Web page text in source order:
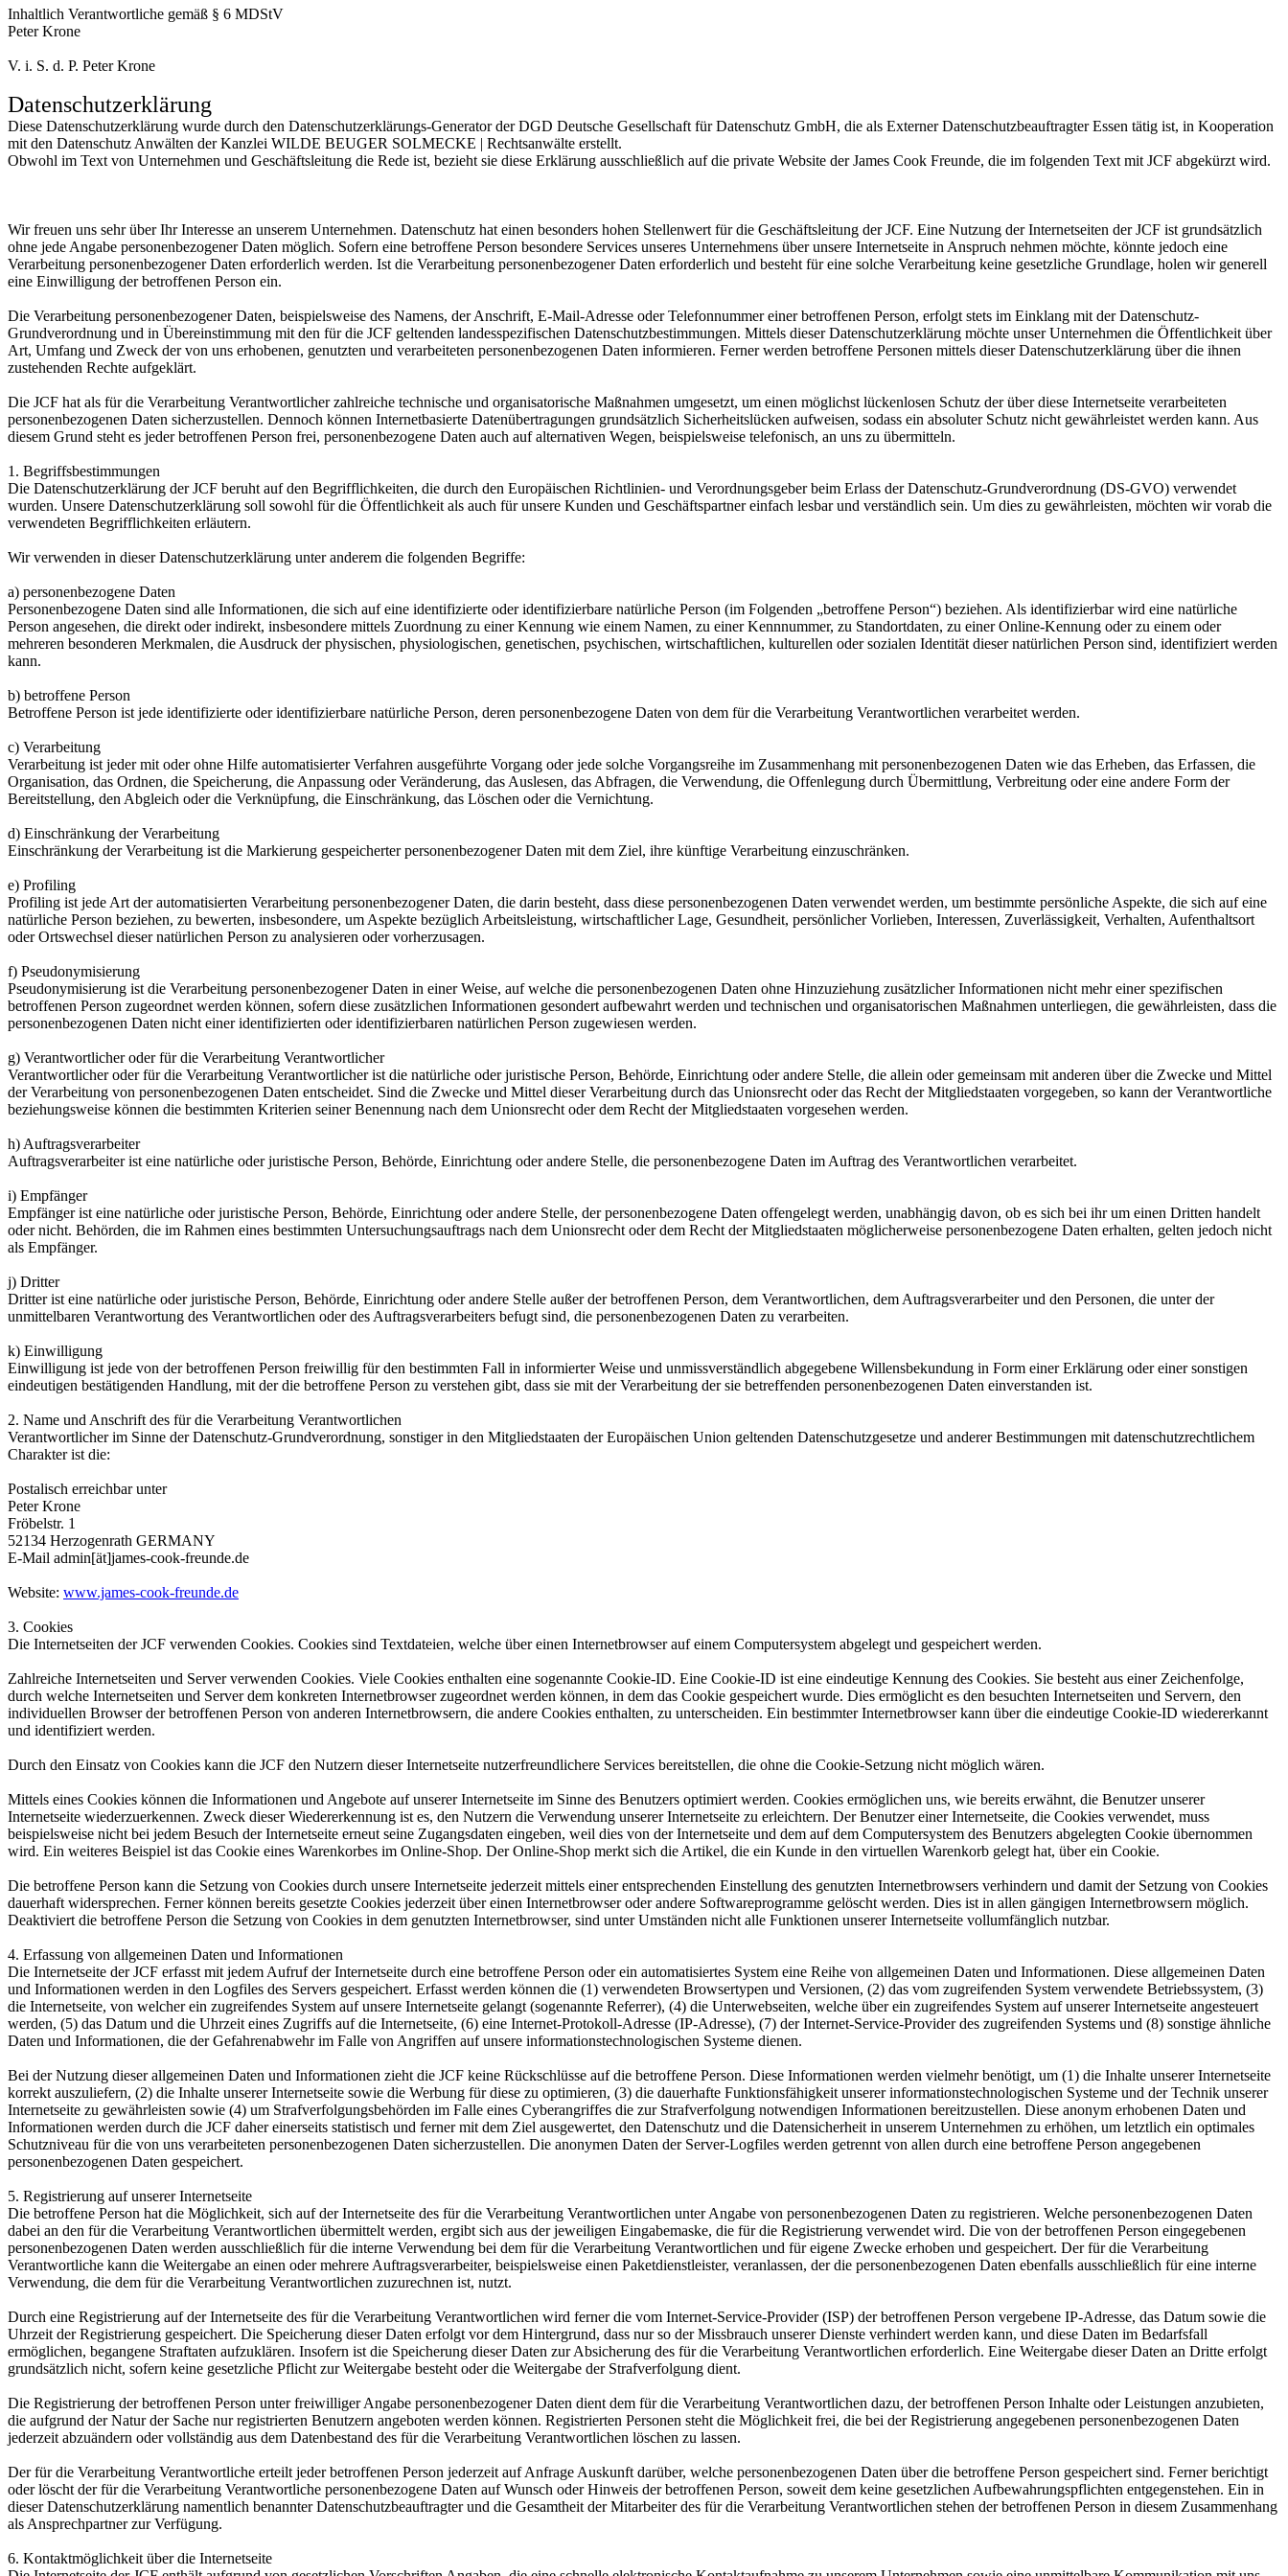
Inhaltlich Verantwortliche gemäß § 6 MDStV
Peter Krone
V. i. S. d. P. Peter Krone
Datenschutzerklärung
Diese Datenschutzerklärung wurde durch den Datenschutzerklärungs-Generator der DGD Deutsche Gesellschaft für Datenschutz GmbH, die als Externer Datenschutzbeauftragter Essen tätig ist, in Kooperation
mit den Datenschutz Anwälten der Kanzlei WILDE BEUGER SOLMECKE | Rechtsanwälte erstellt.
Obwohl im Text von Unternehmen und Geschäftsleitung die Rede ist, bezieht sie diese Erklärung ausschließlich auf die private Website der James Cook Freunde, die im folgenden Text mit JCF abgekürzt wird.
Wir freuen uns sehr über Ihr Interesse an unserem Unternehmen. Datenschutz hat einen besonders hohen Stellenwert für die Geschäftsleitung der JCF. Eine Nutzung der Internetseiten der JCF ist grundsätzlich
ohne jede Angabe personenbezogener Daten möglich. Sofern eine betroffene Person besondere Services unseres Unternehmens über unsere Internetseite in Anspruch nehmen möchte, könnte jedoch eine
Verarbeitung personenbezogener Daten erforderlich werden. Ist die Verarbeitung personenbezogener Daten erforderlich und besteht für eine solche Verarbeitung keine gesetzliche Grundlage, holen wir generell
eine Einwilligung der betroffenen Person ein.
Die Verarbeitung personenbezogener Daten, beispielsweise des Namens, der Anschrift, E-Mail-Adresse oder Telefonnummer einer betroffenen Person, erfolgt stets im Einklang mit der Datenschutz-
Grundverordnung und in Übereinstimmung mit den für die JCF geltenden landesspezifischen Datenschutzbestimmungen. Mittels dieser Datenschutzerklärung möchte unser Unternehmen die Öffentlichkeit über
Art, Umfang und Zweck der von uns erhobenen, genutzten und verarbeiteten personenbezogenen Daten informieren. Ferner werden betroffene Personen mittels dieser Datenschutzerklärung über die ihnen
zustehenden Rechte aufgeklärt.
Die JCF hat als für die Verarbeitung Verantwortlicher zahlreiche technische und organisatorische Maßnahmen umgesetzt, um einen möglichst lückenlosen Schutz der über diese Internetseite verarbeiteten
personenbezogenen Daten sicherzustellen. Dennoch können Internetbasierte Datenübertragungen grundsätzlich Sicherheitslücken aufweisen, sodass ein absoluter Schutz nicht gewährleistet werden kann. Aus
diesem Grund steht es jeder betroffenen Person frei, personenbezogene Daten auch auf alternativen Wegen, beispielsweise telefonisch, an uns zu übermitteln.
1. Begriffsbestimmungen
Die Datenschutzerklärung der JCF beruht auf den Begrifflichkeiten, die durch den Europäischen Richtlinien- und Verordnungsgeber beim Erlass der Datenschutz-Grundverordnung (DS-GVO) verwendet
wurden. Unsere Datenschutzerklärung soll sowohl für die Öffentlichkeit als auch für unsere Kunden und Geschäftspartner einfach lesbar und verständlich sein. Um dies zu gewährleisten, möchten wir vorab die
verwendeten Begrifflichkeiten erläutern.
Wir verwenden in dieser Datenschutzerklärung unter anderem die folgenden Begriffe:
a) personenbezogene Daten
Personenbezogene Daten sind alle Informationen, die sich auf eine identifizierte oder identifizierbare natürliche Person (im Folgenden „betroffene Person“) beziehen. Als identifizierbar wird eine natürliche
Person angesehen, die direkt oder indirekt, insbesondere mittels Zuordnung zu einer Kennung wie einem Namen, zu einer Kennnummer, zu Standortdaten, zu einer Online-Kennung oder zu einem oder
mehreren besonderen Merkmalen, die Ausdruck der physischen, physiologischen, genetischen, psychischen, wirtschaftlichen, kulturellen oder sozialen Identität dieser natürlichen Person sind, identifiziert werden
kann.
b) betroffene Person
Betroffene Person ist jede identifizierte oder identifizierbare natürliche Person, deren personenbezogene Daten von dem für die Verarbeitung Verantwortlichen verarbeitet werden.
c) Verarbeitung
Verarbeitung ist jeder mit oder ohne Hilfe automatisierter Verfahren ausgeführte Vorgang oder jede solche Vorgangsreihe im Zusammenhang mit personenbezogenen Daten wie das Erheben, das Erfassen, die
Organisation, das Ordnen, die Speicherung, die Anpassung oder Veränderung, das Auslesen, das Abfragen, die Verwendung, die Offenlegung durch Übermittlung, Verbreitung oder eine andere Form der
Bereitstellung, den Abgleich oder die Verknüpfung, die Einschränkung, das Löschen oder die Vernichtung.
d) Einschränkung der Verarbeitung
Einschränkung der Verarbeitung ist die Markierung gespeicherter personenbezogener Daten mit dem Ziel, ihre künftige Verarbeitung einzuschränken.
e) Profiling
Profiling ist jede Art der automatisierten Verarbeitung personenbezogener Daten, die darin besteht, dass diese personenbezogenen Daten verwendet werden, um bestimmte persönliche Aspekte, die sich auf eine
natürliche Person beziehen, zu bewerten, insbesondere, um Aspekte bezüglich Arbeitsleistung, wirtschaftlicher Lage, Gesundheit, persönlicher Vorlieben, Interessen, Zuverlässigkeit, Verhalten, Aufenthaltsort
oder Ortswechsel dieser natürlichen Person zu analysieren oder vorherzusagen.
f) Pseudonymisierung
Pseudonymisierung ist die Verarbeitung personenbezogener Daten in einer Weise, auf welche die personenbezogenen Daten ohne Hinzuziehung zusätzlicher Informationen nicht mehr einer spezifischen
betroffenen Person zugeordnet werden können, sofern diese zusätzlichen Informationen gesondert aufbewahrt werden und technischen und organisatorischen Maßnahmen unterliegen, die gewährleisten, dass die
personenbezogenen Daten nicht einer identifizierten oder identifizierbaren natürlichen Person zugewiesen werden.
g) Verantwortlicher oder für die Verarbeitung Verantwortlicher
Verantwortlicher oder für die Verarbeitung Verantwortlicher ist die natürliche oder juristische Person, Behörde, Einrichtung oder andere Stelle, die allein oder gemeinsam mit anderen über die Zwecke und Mittel
der Verarbeitung von personenbezogenen Daten entscheidet. Sind die Zwecke und Mittel dieser Verarbeitung durch das Unionsrecht oder das Recht der Mitgliedstaaten vorgegeben, so kann der Verantwortliche
beziehungsweise können die bestimmten Kriterien seiner Benennung nach dem Unionsrecht oder dem Recht der Mitgliedstaaten vorgesehen werden.
h) Auftragsverarbeiter
Auftragsverarbeiter ist eine natürliche oder juristische Person, Behörde, Einrichtung oder andere Stelle, die personenbezogene Daten im Auftrag des Verantwortlichen verarbeitet.
i) Empfänger
Empfänger ist eine natürliche oder juristische Person, Behörde, Einrichtung oder andere Stelle, der personenbezogene Daten offengelegt werden, unabhängig davon, ob es sich bei ihr um einen Dritten handelt
oder nicht. Behörden, die im Rahmen eines bestimmten Untersuchungsauftrags nach dem Unionsrecht oder dem Recht der Mitgliedstaaten möglicherweise personenbezogene Daten erhalten, gelten jedoch nicht
als Empfänger.
j) Dritter
Dritter ist eine natürliche oder juristische Person, Behörde, Einrichtung oder andere Stelle außer der betroffenen Person, dem Verantwortlichen, dem Auftragsverarbeiter und den Personen, die unter der
unmittelbaren Verantwortung des Verantwortlichen oder des Auftragsverarbeiters befugt sind, die personenbezogenen Daten zu verarbeiten.
k) Einwilligung
Einwilligung ist jede von der betroffenen Person freiwillig für den bestimmten Fall in informierter Weise und unmissverständlich abgegebene Willensbekundung in Form einer Erklärung oder einer sonstigen
eindeutigen bestätigenden Handlung, mit der die betroffene Person zu verstehen gibt, dass sie mit der Verarbeitung der sie betreffenden personenbezogenen Daten einverstanden ist.
2. Name und Anschrift des für die Verarbeitung Verantwortlichen
Verantwortlicher im Sinne der Datenschutz-Grundverordnung, sonstiger in den Mitgliedstaaten der Europäischen Union geltenden Datenschutzgesetze und anderer Bestimmungen mit datenschutzrechtlichem
Charakter ist die:
Postalisch erreichbar unter
Peter Krone
Fröbelstr. 1
52134 Herzogenrath GERMANY
E-Mail admin[ät]james-cook-freunde.de
Website: www.james-cook-freunde.de
3. Cookies
Die Internetseiten der JCF verwenden Cookies. Cookies sind Textdateien, welche über einen Internetbrowser auf einem Computersystem abgelegt und gespeichert werden.
Zahlreiche Internetseiten und Server verwenden Cookies. Viele Cookies enthalten eine sogenannte Cookie-ID. Eine Cookie-ID ist eine eindeutige Kennung des Cookies. Sie besteht aus einer Zeichenfolge,
durch welche Internetseiten und Server dem konkreten Internetbrowser zugeordnet werden können, in dem das Cookie gespeichert wurde. Dies ermöglicht es den besuchten Internetseiten und Servern, den
individuellen Browser der betroffenen Person von anderen Internetbrowsern, die andere Cookies enthalten, zu unterscheiden. Ein bestimmter Internetbrowser kann über die eindeutige Cookie-ID wiedererkannt
und identifiziert werden.
Durch den Einsatz von Cookies kann die JCF den Nutzern dieser Internetseite nutzerfreundlichere Services bereitstellen, die ohne die Cookie-Setzung nicht möglich wären.
Mittels eines Cookies können die Informationen und Angebote auf unserer Internetseite im Sinne des Benutzers optimiert werden. Cookies ermöglichen uns, wie bereits erwähnt, die Benutzer unserer
Internetseite wiederzuerkennen. Zweck dieser Wiedererkennung ist es, den Nutzern die Verwendung unserer Internetseite zu erleichtern. Der Benutzer einer Internetseite, die Cookies verwendet, muss
beispielsweise nicht bei jedem Besuch der Internetseite erneut seine Zugangsdaten eingeben, weil dies von der Internetseite und dem auf dem Computersystem des Benutzers abgelegten Cookie übernommen
wird. Ein weiteres Beispiel ist das Cookie eines Warenkorbes im Online-Shop. Der Online-Shop merkt sich die Artikel, die ein Kunde in den virtuellen Warenkorb gelegt hat, über ein Cookie.
Die betroffene Person kann die Setzung von Cookies durch unsere Internetseite jederzeit mittels einer entsprechenden Einstellung des genutzten Internetbrowsers verhindern und damit der Setzung von Cookies
dauerhaft widersprechen. Ferner können bereits gesetzte Cookies jederzeit über einen Internetbrowser oder andere Softwareprogramme gelöscht werden. Dies ist in allen gängigen Internetbrowsern möglich.
Deaktiviert die betroffene Person die Setzung von Cookies in dem genutzten Internetbrowser, sind unter Umständen nicht alle Funktionen unserer Internetseite vollumfänglich nutzbar.
4. Erfassung von allgemeinen Daten und Informationen
Die Internetseite der JCF erfasst mit jedem Aufruf der Internetseite durch eine betroffene Person oder ein automatisiertes System eine Reihe von allgemeinen Daten und Informationen. Diese allgemeinen Daten
und Informationen werden in den Logfiles des Servers gespeichert. Erfasst werden können die (1) verwendeten Browsertypen und Versionen, (2) das vom zugreifenden System verwendete Betriebssystem, (3)
die Internetseite, von welcher ein zugreifendes System auf unsere Internetseite gelangt (sogenannte Referrer), (4) die Unterwebseiten, welche über ein zugreifendes System auf unserer Internetseite angesteuert
werden, (5) das Datum und die Uhrzeit eines Zugriffs auf die Internetseite, (6) eine Internet-Protokoll-Adresse (IP-Adresse), (7) der Internet-Service-Provider des zugreifenden Systems und (8) sonstige ähnliche
Daten und Informationen, die der Gefahrenabwehr im Falle von Angriffen auf unsere informationstechnologischen Systeme dienen.
Bei der Nutzung dieser allgemeinen Daten und Informationen zieht die JCF keine Rückschlüsse auf die betroffene Person. Diese Informationen werden vielmehr benötigt, um (1) die Inhalte unserer Internetseite
korrekt auszuliefern, (2) die Inhalte unserer Internetseite sowie die Werbung für diese zu optimieren, (3) die dauerhafte Funktionsfähigkeit unserer informationstechnologischen Systeme und der Technik unserer
Internetseite zu gewährleisten sowie (4) um Strafverfolgungsbehörden im Falle eines Cyberangriffes die zur Strafverfolgung notwendigen Informationen bereitzustellen. Diese anonym erhobenen Daten und
Informationen werden durch die JCF daher einerseits statistisch und ferner mit dem Ziel ausgewertet, den Datenschutz und die Datensicherheit in unserem Unternehmen zu erhöhen, um letztlich ein optimales
Schutzniveau für die von uns verarbeiteten personenbezogenen Daten sicherzustellen. Die anonymen Daten der Server-Logfiles werden getrennt von allen durch eine betroffene Person angegebenen
personenbezogenen Daten gespeichert.
5. Registrierung auf unserer Internetseite
Die betroffene Person hat die Möglichkeit, sich auf der Internetseite des für die Verarbeitung Verantwortlichen unter Angabe von personenbezogenen Daten zu registrieren. Welche personenbezogenen Daten
dabei an den für die Verarbeitung Verantwortlichen übermittelt werden, ergibt sich aus der jeweiligen Eingabemaske, die für die Registrierung verwendet wird. Die von der betroffenen Person eingegebenen
personenbezogenen Daten werden ausschließlich für die interne Verwendung bei dem für die Verarbeitung Verantwortlichen und für eigene Zwecke erhoben und gespeichert. Der für die Verarbeitung
Verantwortliche kann die Weitergabe an einen oder mehrere Auftragsverarbeiter, beispielsweise einen Paketdienstleister, veranlassen, der die personenbezogenen Daten ebenfalls ausschließlich für eine interne
Verwendung, die dem für die Verarbeitung Verantwortlichen zuzurechnen ist, nutzt.
Durch eine Registrierung auf der Internetseite des für die Verarbeitung Verantwortlichen wird ferner die vom Internet-Service-Provider (ISP) der betroffenen Person vergebene IP-Adresse, das Datum sowie die
Uhrzeit der Registrierung gespeichert. Die Speicherung dieser Daten erfolgt vor dem Hintergrund, dass nur so der Missbrauch unserer Dienste verhindert werden kann, und diese Daten im Bedarfsfall
ermöglichen, begangene Straftaten aufzuklären. Insofern ist die Speicherung dieser Daten zur Absicherung des für die Verarbeitung Verantwortlichen erforderlich. Eine Weitergabe dieser Daten an Dritte erfolgt
grundsätzlich nicht, sofern keine gesetzliche Pflicht zur Weitergabe besteht oder die Weitergabe der Strafverfolgung dient.
Die Registrierung der betroffenen Person unter freiwilliger Angabe personenbezogener Daten dient dem für die Verarbeitung Verantwortlichen dazu, der betroffenen Person Inhalte oder Leistungen anzubieten,
die aufgrund der Natur der Sache nur registrierten Benutzern angeboten werden können. Registrierten Personen steht die Möglichkeit frei, die bei der Registrierung angegebenen personenbezogenen Daten
jederzeit abzuändern oder vollständig aus dem Datenbestand des für die Verarbeitung Verantwortlichen löschen zu lassen.
Der für die Verarbeitung Verantwortliche erteilt jeder betroffenen Person jederzeit auf Anfrage Auskunft darüber, welche personenbezogenen Daten über die betroffene Person gespeichert sind. Ferner berichtigt
oder löscht der für die Verarbeitung Verantwortliche personenbezogene Daten auf Wunsch oder Hinweis der betroffenen Person, soweit dem keine gesetzlichen Aufbewahrungspflichten entgegenstehen. Ein in
dieser Datenschutzerklärung namentlich benannter Datenschutzbeauftragter und die Gesamtheit der Mitarbeiter des für die Verarbeitung Verantwortlichen stehen der betroffenen Person in diesem Zusammenhang
als Ansprechpartner zur Verfügung.
6. Kontaktmöglichkeit über die Internetseite